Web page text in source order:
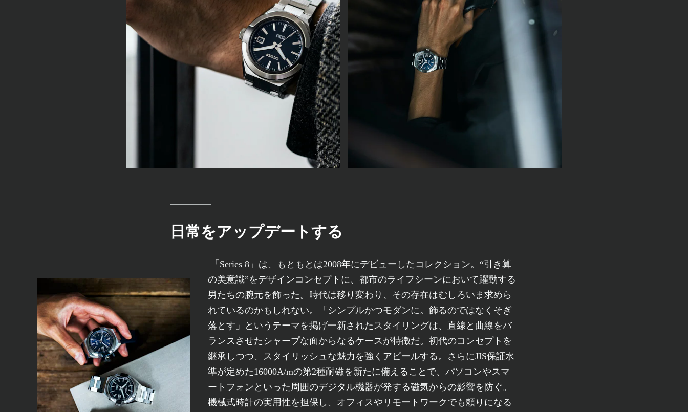
日常をアップデートする
「Series 8」は、もともとは2008年にデビューしたコレクション。“引き算
の美意識”をデザインコンセプトに、都市のライフシーンにおいて躍動する
男たちの腕元を飾った。時代は移り変わり、その存在はむしろいま求めら
れているのかもしれない。「シンプルかつモダンに。飾るのではなくそぎ
落とす」というテーマを掲げ一新されたスタイリングは、直線と曲線をバ
ランスさせたシャープな面からなるケースが特徴だ。初代のコンセプトを
継承しつつ、スタイリッシュな魅力を強くアピールする。さらにJIS保証水
準が定めた16000A/mの第2種耐磁を新たに備えることで、パソコンやスマ
ートフォンといった周囲のデジタル機器が発する磁気からの影響を防ぐ。
機械式時計の実用性を担保し、オフィスやリモートワークでも頼りになる